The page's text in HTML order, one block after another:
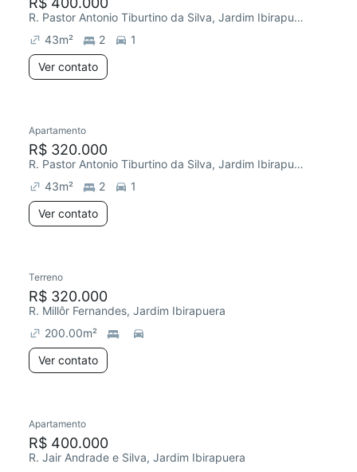
R. Pastor Antonio Tiburtino da Silva, Jardim Ibirapuera
43m² 2
1
Ver contato
Apartamento
R$ 320.000
R. Pastor Antonio Tiburtino da Silva, Jardim Ibirapuera
43m² 2
1
Ver contato
Terreno
R$ 320.000
R. Millôr Fernandes, Jardim Ibirapuera
200.00m²
Ver contato
Apartamento
R$ 400.000
R. Jair Andrade e Silva, Jardim Ibirapuera